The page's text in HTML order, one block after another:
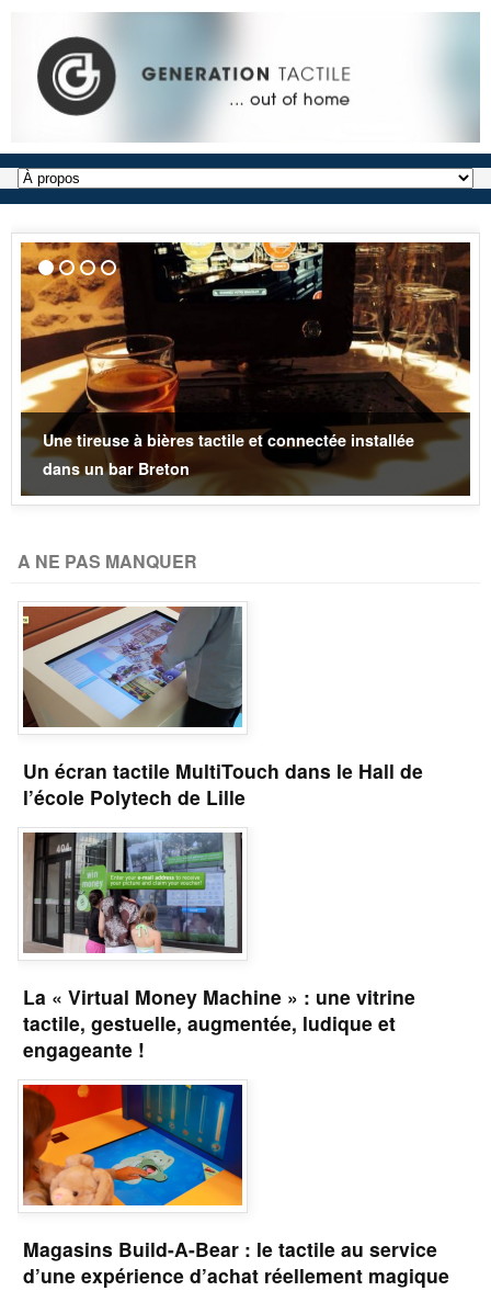
Une tireuse à bières tactile et connectée installée
dans un bar Breton
A NE PAS MANQUER
Un écran tactile MultiTouch dans le Hall de
l’école Polytech de Lille
La « Virtual Money Machine » : une vitrine
tactile, gestuelle, augmentée, ludique et
engageante !
Magasins Build-A-Bear : le tactile au service
d’une expérience d’achat réellement magique